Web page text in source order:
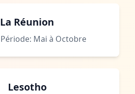
La Réunion
Meilleure Période: Mai à Octobre
Lesotho